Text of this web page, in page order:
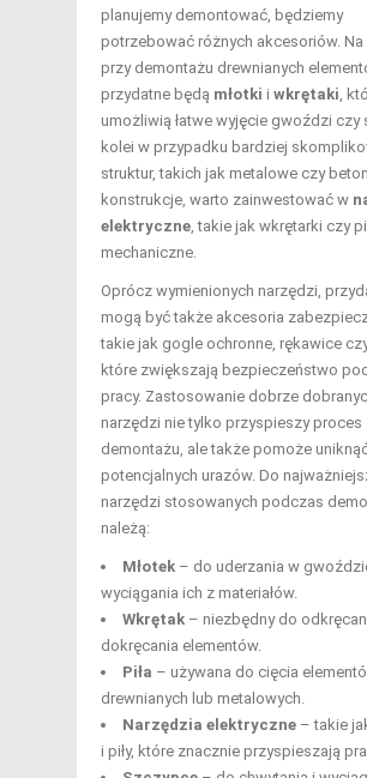
planujemy demontować, będziemy
potrzebować różnych akcesoriów. Na
przy demontażu drewnianych
przydatne będą młotki i wkrętaki,
umożliwią łatwe wyjęcie gwoździ czy
kolei w przypadku bardziej
struktur, takich jak metalowe czy
konstrukcje, warto zainwestować w
elektryczne, takie jak wkrętarki czy
mechaniczne.
Oprócz wymienionych narzędzi,
mogą być także akcesoria
takie jak gogle ochronne, rękawice
które zwiększają bezpieczeństwo
pracy. Zastosowanie dobrze
narzędzi nie tylko przyspieszy proces
demontażu, ale także pomoże
potencjalnych urazów. Do
narzędzi stosowanych podczas
należą:
Młotek – do uderzania w
wyciągania ich z materiałów.
Wkrętak – niezbędny do
dokręcania elementów.
Piła – używana do cięcia
drewnianych lub metalowych.
Narzędzia elektryczne – takie
i piły, które znacznie przyspieszają